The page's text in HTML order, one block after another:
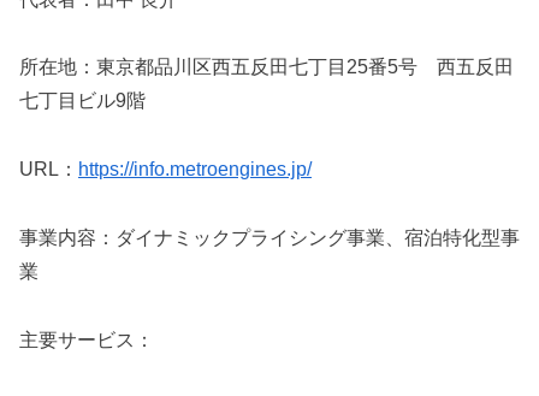
所在地：東京都品川区西五反田七丁目25番5号 西五反田
七丁目ビル9階
URL： https://info.metroengines.jp/
事業内容：ダイナミックプライシング事業、宿泊特化型事
業
主要サービス：